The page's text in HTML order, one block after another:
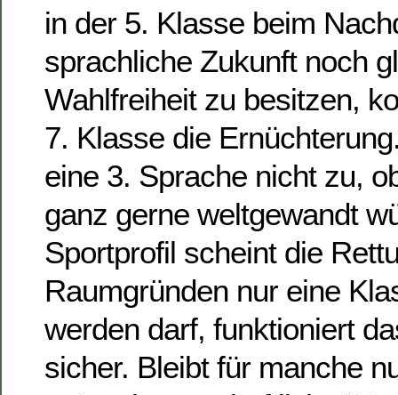
in der 5. Klasse beim
sprachliche Zukunft noch
Wahlfreiheit zu besitzen,
7. Klasse die
eine 3. Sprache nicht zu,
ganz gerne weltgewandt
Sportprofil scheint die
Raumgründen nur eine
werden darf, funktioniert
sicher. Bleibt für manche